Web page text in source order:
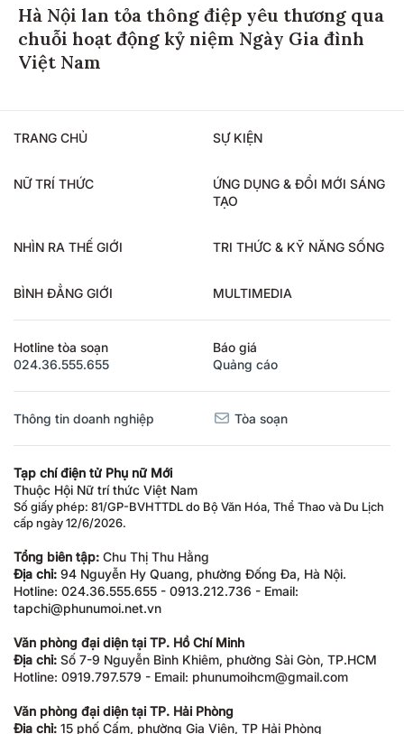
Hà Nội lan tỏa thông điệp yêu thương qua
chuỗi hoạt động kỷ niệm Ngày Gia đình
Việt Nam
TRANG CHỦ SỰ KIỆN
NỮ TRÍ THỨC
ỨNG DỤNG & ĐỔI MỚI SÁNG
TẠO
NHÌN RA THẾ GIỚI TRI THỨC & KỸ NĂNG SỐNG
BÌNH ĐẲNG GIỚI MULTIMEDIA
Hotline tòa soạn
024.36.555.655
Báo giá
Quảng cáo
Thông tin doanh nghiệp Tòa soạn
Tạp chí điện tử Phụ nữ Mới
Thuộc Hội Nữ trí thức Việt Nam
Số giấy phép: 81/GP-BVHTTDL do Bộ Văn Hóa, Thể Thao và Du Lịch
cấp ngày 12/6/2026.
Tổng biên tập: Chu Thị Thu Hằng
Địa chỉ: 94 Nguyễn Hy Quang, phường Đống Đa, Hà Nội.
Hotline: 024.36.555.655 - 0913.212.736 - Email:
tapchi@phunumoi.net.vn
Văn phòng đại diện tại TP. Hồ Chí Minh
Địa chỉ: Số 7-9 Nguyễn Bỉnh Khiêm, phường Sài Gòn, TP.HCM
Hotline: 0919.797.579 - Email: phunumoihcm@gmail.com
Văn phòng đại diện tại TP. Hải Phòng
Địa chỉ: 15 phố Cấm, phường Gia Viên, TP Hải Phòng